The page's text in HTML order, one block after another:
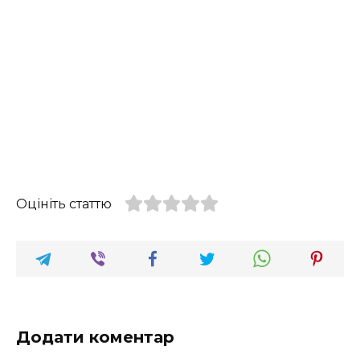
Оцініть статтю
Додати коментар